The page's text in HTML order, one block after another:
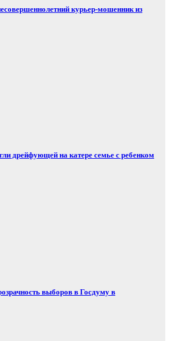
курьер-мошенник из
дрейфующей на катере семье с ребенком
выборов в Госдуму в